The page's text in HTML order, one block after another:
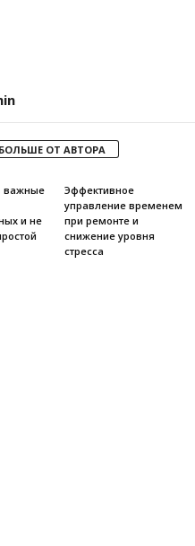
БОЛЬШЕ ОТ АВТОРА
важные
и не
Эффективное
управление временем
при ремонте и
снижение уровня
стресса